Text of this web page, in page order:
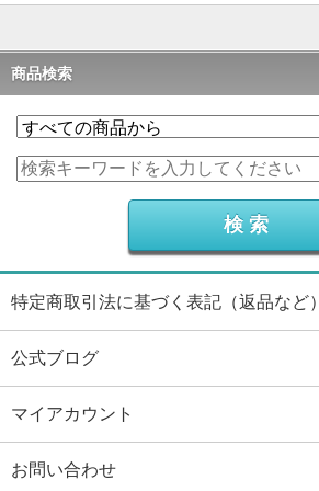
商品検索
特定商取引法に基づく表記（返品など）
公式ブログ
マイアカウント
お問い合わせ